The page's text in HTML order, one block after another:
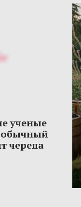
ученые
черепа